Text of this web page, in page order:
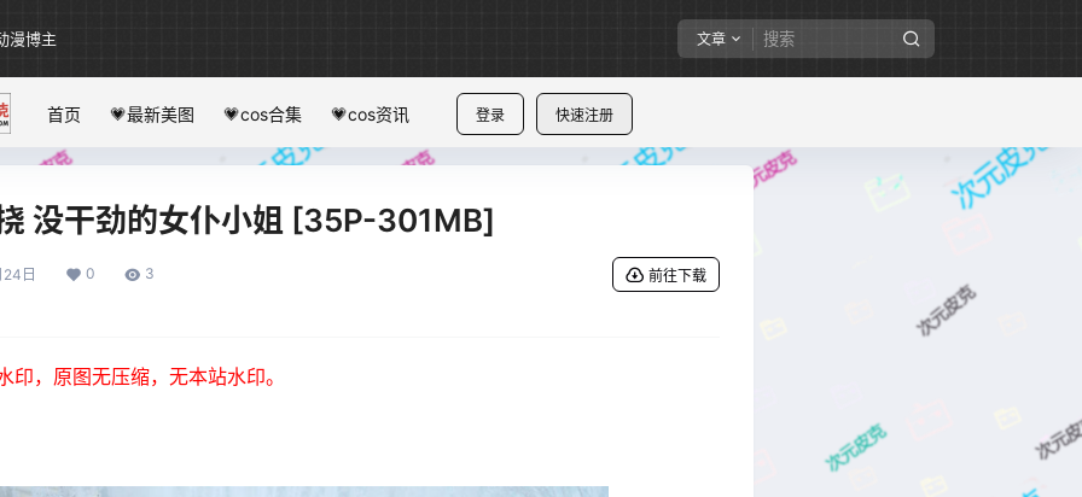
漫博主 文章
登录 快速注册
首页 💗最新美图 💗cos合集 💗cos资讯
没干劲的女仆小姐 [35P-301MB]
日 0 3 前往下载
印，原图无压缩，无本站水印。